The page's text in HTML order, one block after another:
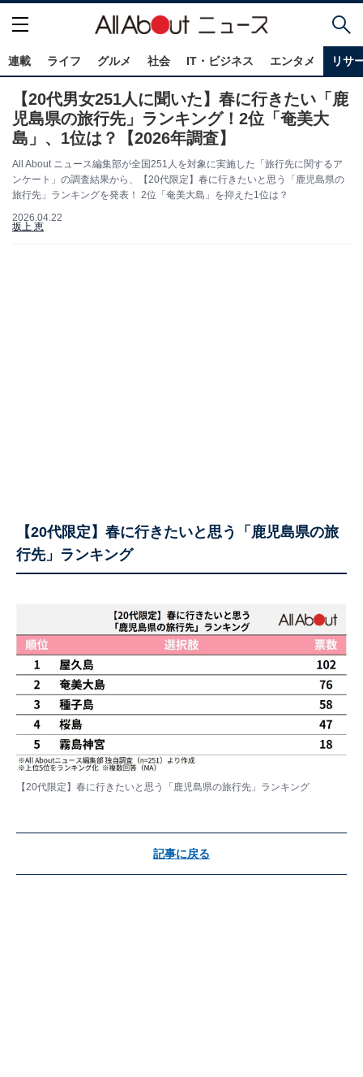
連載 ライフ グルメ 社会 IT・ビジネス エンタメ リサ
【20代男女251人に聞いた】春に行きたい「鹿
児島県の旅行先」ランキング！2位「奄美大
島」、1位は？【2026年調査】
All About ニュース編集部が全国251人を対象に実施した「旅行先に関するア
ンケート」の調査結果から、【20代限定】春に行きたいと思う「鹿児島県の
旅行先」ランキングを発表！ 2位「奄美大島」を抑えた1位は？
2026.04.22
坂上 恵
【20代限定】春に行きたいと思う「鹿児島県の旅
行先」ランキング
【20代限定】春に行きたいと思う「鹿児島県の旅行先」ランキング
記事に戻る